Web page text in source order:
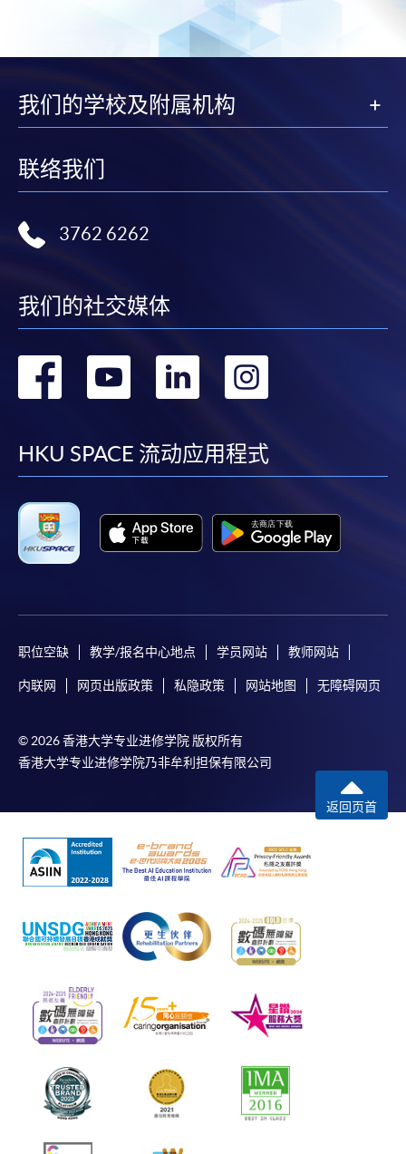
我们的学校及附属机构
联络我们
3762 6262
我们的社交媒体
转
facebook
转
youtube
转
linkedin
转
HKU SPACE 流动应用程式
职位空缺 教学/报名中心地点 学员网站 教师网站
内联网 网页出版政策 私隐政策 网站地图 无障碍网页
© 2026 香港大学专业进修学院 版权所有
香港大学专业进修学院乃非牟利担保有限公司
返回页首